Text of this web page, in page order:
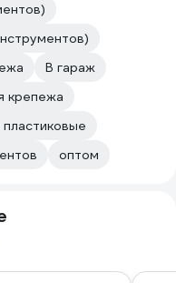
В гараж
крепежа
оптом